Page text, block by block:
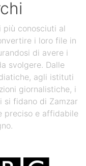
più conosciuti al
i loro file in
di avere i
svolgere. Dalle
agli istituti
giornalistiche, i
si fidano di Zamzar
preciso e affidabile